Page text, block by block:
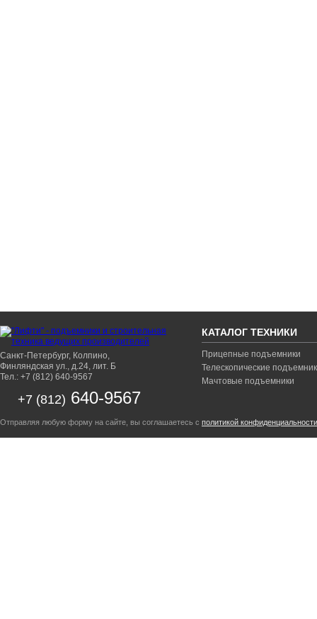
Санкт-Петербург, Колпино,
Финляндская ул., д.24, лит. Б
Тел.: +7 (812) 640-9567
+7 (812) 640-9567
КАТАЛОГ ТЕХНИКИ
Прицепные подъемники
Телескопические
Мачтовые подъемники
Отправляя любую форму на сайте, вы соглашаетесь с политикой конфиденциальности